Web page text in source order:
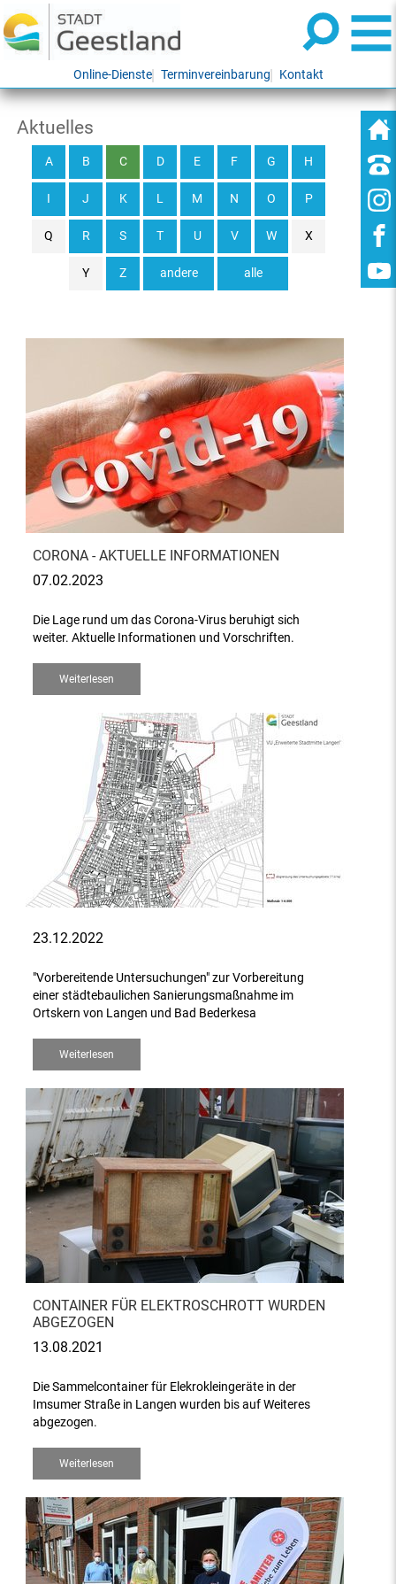
Online-Dienste Terminvereinbarung Kontakt
Aktuelles
alle
A B C D E F G H
I J K L M N O P
Q R S T U V W X
Y Z andere
CORONA - AKTUELLE INFORMATIONEN
07.02.2023
Die Lage rund um das Corona-Virus beruhigt sich
weiter. Aktuelle Informationen und Vorschriften.
Weiterlesen
23.12.2022
"Vorbereitende Untersuchungen" zur Vorbereitung
einer städtebaulichen Sanierungsmaßnahme im
Ortskern von Langen und Bad Bederkesa
Weiterlesen
CONTAINER FÜR ELEKTROSCHROTT WURDEN
ABGEZOGEN
13.08.2021
Die Sammelcontainer für Elekrokleingeräte in der
Imsumer Straße in Langen wurden bis auf Weiteres
abgezogen.
Weiterlesen